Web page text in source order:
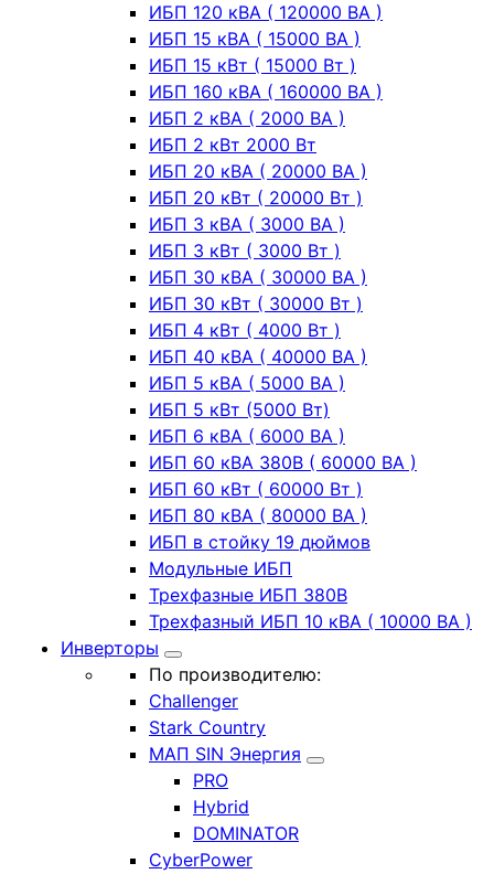
ИБП 120 кВА ( 120000 ВА )
ИБП 15 кВА ( 15000 ВА )
ИБП 15 кВт ( 15000 Вт )
ИБП 160 кВА ( 160000 ВА )
ИБП 2 кВА ( 2000 ВА )
ИБП 2 кВт 2000 Вт
ИБП 20 кВА ( 20000 ВА )
ИБП 20 кВт ( 20000 Вт )
ИБП 3 кВА ( 3000 ВА )
ИБП 3 кВт ( 3000 Вт )
ИБП 30 кВА ( 30000 ВА )
ИБП 30 кВт ( 30000 Вт )
ИБП 4 кВт ( 4000 Вт )
ИБП 40 кВА ( 40000 ВА )
ИБП 5 кВА ( 5000 ВА )
ИБП 5 кВт (5000 Вт)
ИБП 6 кВА ( 6000 ВА )
ИБП 60 кВА 380В ( 60000 ВА )
ИБП 60 кВт ( 60000 Вт )
ИБП 80 кВА ( 80000 ВА )
ИБП в стойку 19 дюймов
Модульные ИБП
Трехфазные ИБП 380В
Трехфазный ИБП 10 кВА ( 10000 ВА )
Инверторы
По производителю:
Challenger
Stark Country
МАП SIN Энергия
PRO
Hybrid
DOMINATOR
CyberPower